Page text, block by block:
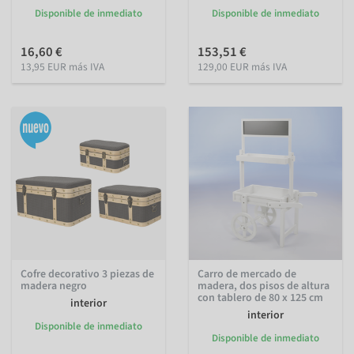
Disponible de inmediato
16,60 €
13,95 EUR más IVA
Disponible de inmediato
153,51 €
129,00 EUR más IVA
Cofre decorativo 3 piezas de
madera negro
interior
Disponible de inmediato
Carro de mercado de
madera, dos pisos de altura
con tablero de 80 x 125 cm
interior
Disponible de inmediato